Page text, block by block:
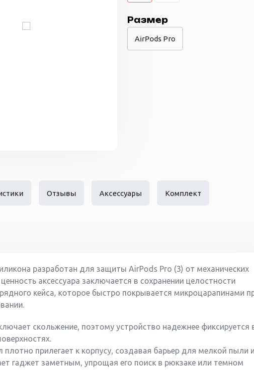
Размер
AirPods Pro
Отзывы Аксессуары Комплект
разработан для защиты AirPods Pro (3) от механических
аксессуара заключается в сохранении целостности
кейса, которое быстро покрывается микроцарапинами
скольжение, поэтому устройство надежнее фиксируется
прилегает к корпусу, создавая барьер для мелкой пыли
гаджет заметным, упрощая его поиск в рюкзаке или темном